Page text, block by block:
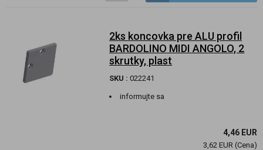
2ks koncovka pre ALU profil
BARDOLINO MIDI ANGOLO, 2
skrutky, plast
SKU : 022241
informujte sa
4,46 EUR
3,62 EUR (Cena)